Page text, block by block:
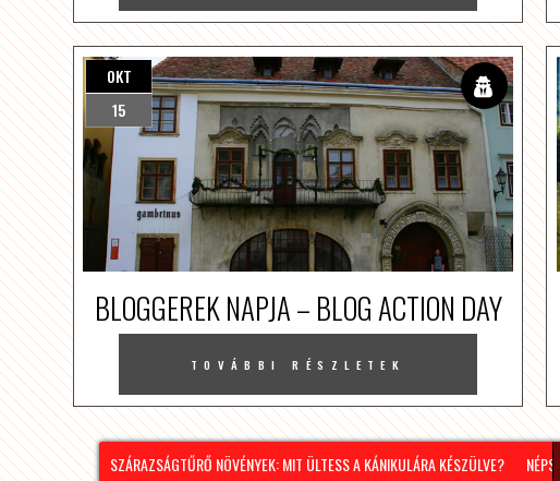
OKT
15
BLOGGEREK NAPJA – BLOG ACTION DAY
TOVÁBBI RÉSZLETEK
SZÁRAZSÁGTŰRŐ NÖVÉNYEK: MIT ÜLTESS A KÁNIKULÁRA KÉSZÜLVE?MINDENKI EZT